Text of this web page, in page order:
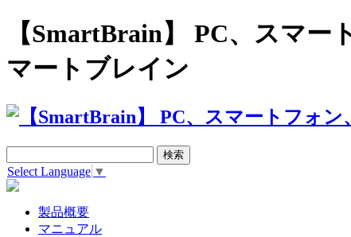
【SmartBrain】 PC、スマ
マートブレイン
Select Language ▼
製品概要
マニュアル